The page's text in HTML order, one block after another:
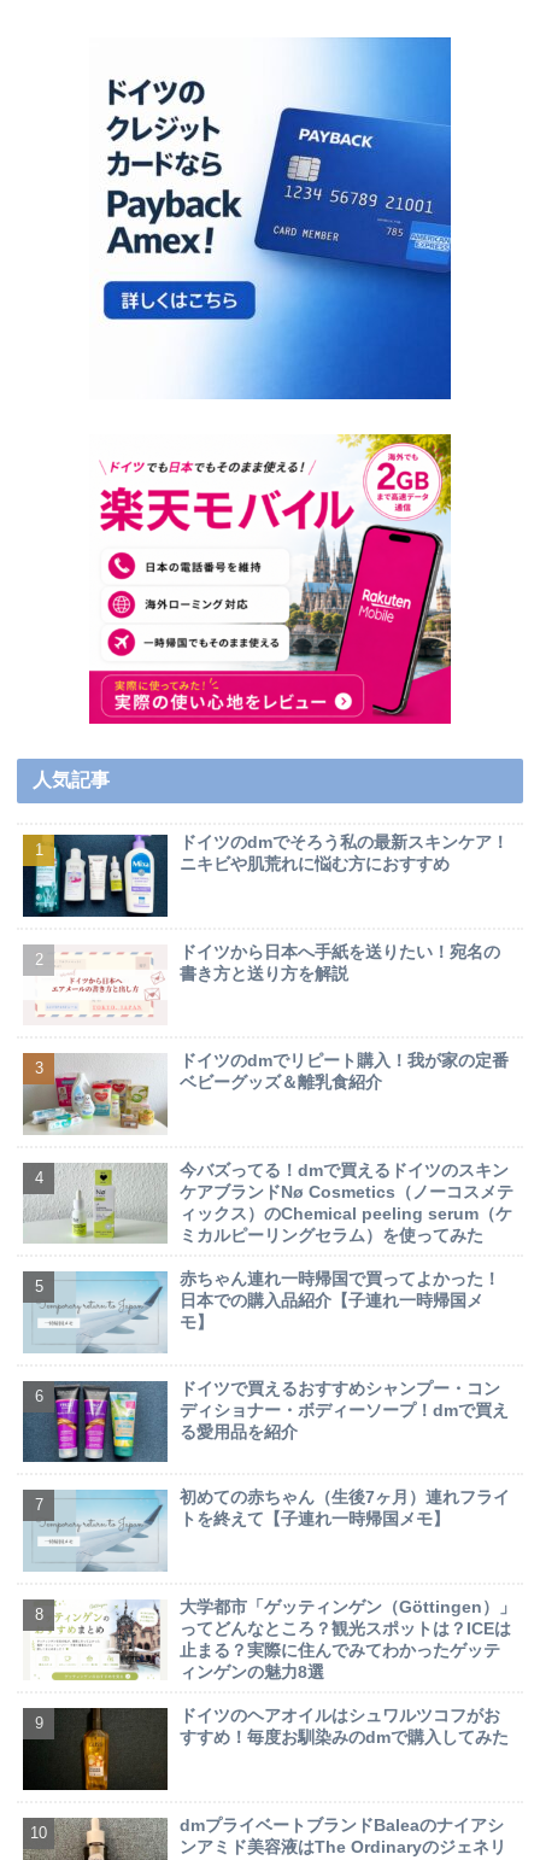
人気記事
ドイツのdmでそろう私の最新スキンケア！
ニキビや肌荒れに悩む方におすすめ
ドイツから日本へ手紙を送りたい！宛名の
書き方と送り方を解説
ドイツのdmでリピート購入！我が家の定番
ベビーグッズ＆離乳食紹介
今バズってる！dmで買えるドイツのスキン
ケアブランドNø Cosmetics（ノーコスメテ
ィックス）のChemical peeling serum（ケ
ミカルピーリングセラム）を使ってみた
赤ちゃん連れ一時帰国で買ってよかった！
日本での購入品紹介【子連れ一時帰国メ
モ】
ドイツで買えるおすすめシャンプー・コン
ディショナー・ボディーソープ！dmで買え
る愛用品を紹介
初めての赤ちゃん（生後7ヶ月）連れフライ
トを終えて【子連れ一時帰国メモ】
大学都市「ゲッティンゲン（Göttingen）」
ってどんなところ？観光スポットは？ICEは
止まる？実際に住んでみてわかったゲッテ
ィンゲンの魅力8選
ドイツのヘアオイルはシュワルツコフがお
すすめ！毎度お馴染みのdmで購入してみた
dmプライベートブランドBaleaのナイアシ
ンアミド美容液はThe Ordinaryのジェネリ